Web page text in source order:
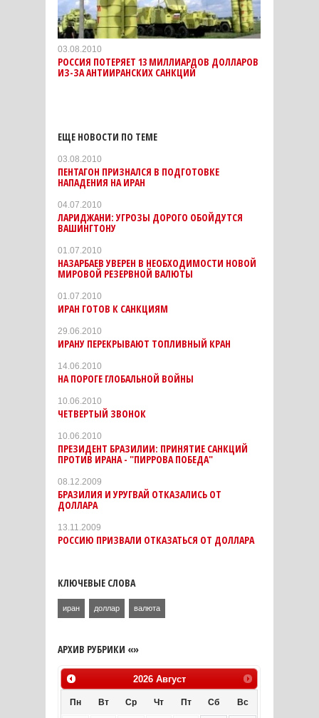
03.08.2010
РОССИЯ ПОТЕРЯЕТ 13 МИЛЛИАРДОВ ДОЛЛАРОВ
ИЗ-ЗА АНТИИРАНСКИХ САНКЦИЙ
ЕЩЕ НОВОСТИ ПО ТЕМЕ
03.08.2010
ПЕНТАГОН ПРИЗНАЛСЯ В ПОДГОТОВКЕ
НАПАДЕНИЯ НА ИРАН
04.07.2010
ЛАРИДЖАНИ: УГРОЗЫ ДОРОГО ОБОЙДУТСЯ
ВАШИНГТОНУ
01.07.2010
НАЗАРБАЕВ УВЕРЕН В НЕОБХОДИМОСТИ НОВОЙ
МИРОВОЙ РЕЗЕРВНОЙ ВАЛЮТЫ
01.07.2010
ИРАН ГОТОВ К САНКЦИЯМ
29.06.2010
ИРАНУ ПЕРЕКРЫВАЮТ ТОПЛИВНЫЙ КРАН
14.06.2010
НА ПОРОГЕ ГЛОБАЛЬНОЙ ВОЙНЫ
10.06.2010
ЧЕТВЕРТЫЙ ЗВОНОК
10.06.2010
ПРЕЗИДЕНТ БРАЗИЛИИ: ПРИНЯТИЕ САНКЦИЙ
ПРОТИВ ИРАНА - "ПИРРОВА ПОБЕДА"
08.12.2009
БРАЗИЛИЯ И УРУГВАЙ ОТКАЗАЛИСЬ ОТ
ДОЛЛАРА
13.11.2009
РОССИЮ ПРИЗВАЛИ ОТКАЗАТЬСЯ ОТ ДОЛЛАРА
КЛЮЧЕВЫЕ СЛОВА
иран доллар валюта
АРХИВ РУБРИКИ «»
2026 Август
Пн Вт Ср Чт Пт Сб Вс